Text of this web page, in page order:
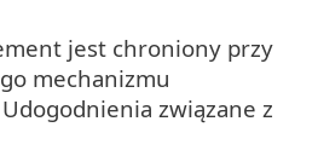
jest chroniony przy
mechanizmu
związane z